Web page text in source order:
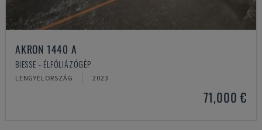
AKRON 1440 A
BIESSE - ÉLFÓLIÁZÓGÉP
LENGYELORSZÁG 2023
71,000 €